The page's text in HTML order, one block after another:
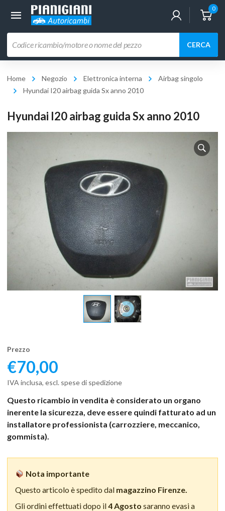
0
prodotti
CERCA
Home Negozio Elettronica interna
Airbag singolo
Hyundai I20 airbag guida Sx anno 2010
Hyundai I20 airbag guida Sx anno 2010
Prezzo
€70,00
IVA inclusa, escl. spese di spedizione
Questo ricambio in vendita è considerato un organo
inerente la sicurezza, deve essere quindi fatturato ad un
installatore professionista (carrozziere, meccanico,
gommista).
Nota importante
Questo articolo è spedito dal magazzino Firenze.
Gli ordini effettuati dopo il4 Agosto saranno evasi a